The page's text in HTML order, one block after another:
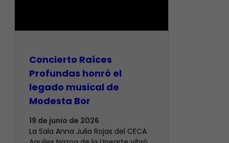
​Concierto Raíces
Profundas honró el
legado musical de
Modesta Bor
19 de junio de 2026
La Sala Anna Julia Rojas del CECA